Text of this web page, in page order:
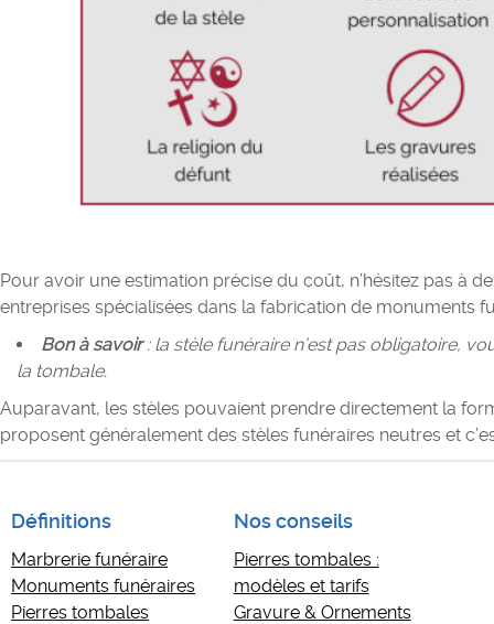
Pour avoir une estimation précise du coût, n’hésitez pas à
entreprises spécialisées dans la fabrication de monuments
Bon à savoir: la stèle funéraire n’est pas obligatoire,
la tombale.
Auparavant, les stèles pouvaient prendre directement la
proposent généralement des stèles funéraires neutres et
Définitions
Marbrerie funéraire
Monuments funéraires
Pierres tombales
Nos conseils
Pierres tombales :
modèles et tarifs
Gravure & Ornements